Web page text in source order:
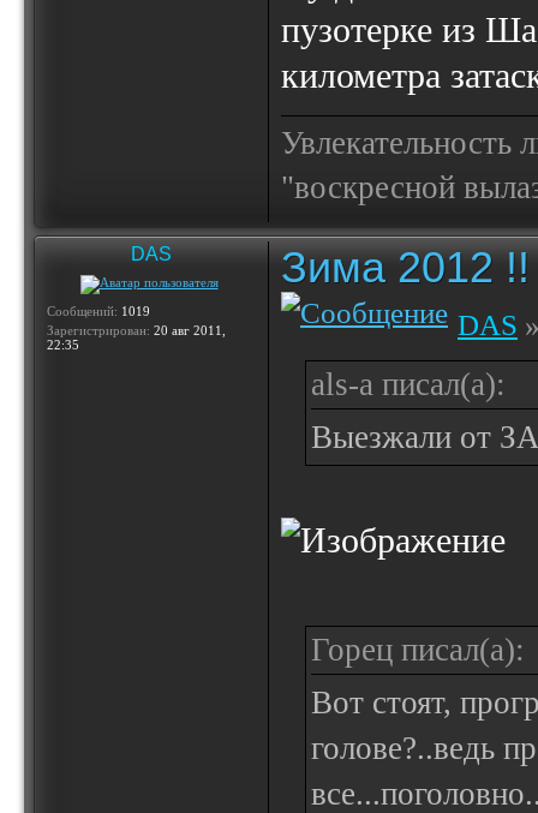
пузотерке из
километра
Увлекательность
"воскресной
DAS
Сообщений: 1019
Зарегистрирован: 20 авг 2011,
22:35
Зима 2012 !!
DAS
als-a писал(а):
Выезжали от
Горец писал(а):
Вот стоят,
голове?..ведь